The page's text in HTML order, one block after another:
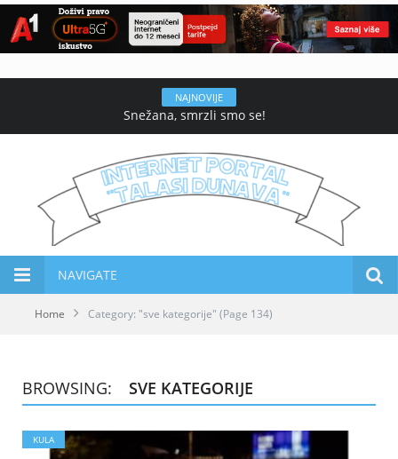
NAJNOVIJE
Snežana, smrzli smo se!
NAVIGATE
Home Category: "sve kategorije" (Page 134)
BROWSING: SVE KATEGORIJE
KULA